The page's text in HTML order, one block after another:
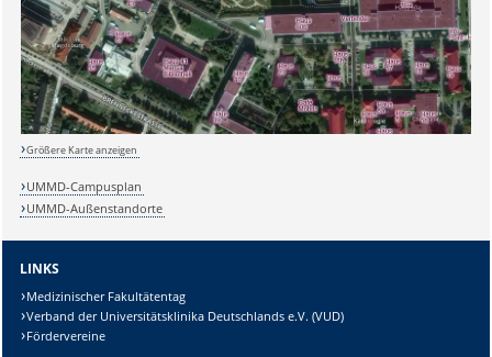
Sicherheitsabfrage:
Lösung:
Größere Karte anzeigen
UMMD-Campusplan
UMMD-Außenstandorte
LINKS
Medizinischer Fakultätentag
Verband der Universitätsklinika Deutschlands e.V. (VUD)
Fördervereine